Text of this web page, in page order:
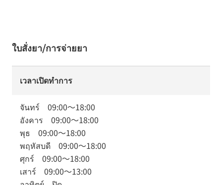
ใบสั่งยา/การจ่ายยา
เวลาเปิดทำการ
จันทร์ 09:00～18:00
อังคาร 09:00～18:00
พุธ 09:00～18:00
พฤหัสบดี 09:00～18:00
ศุกร์ 09:00～18:00
เสาร์ 09:00～13:00